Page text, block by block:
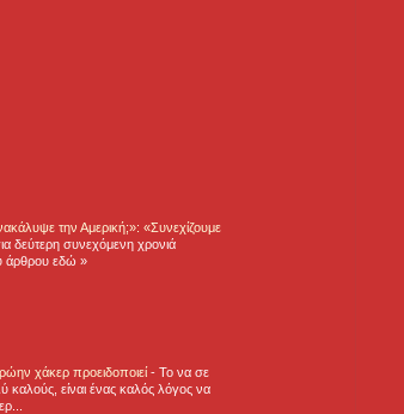
την Αμερική;»: «Συνεχίζουμε
δεύτερη συνεχόμενη χρονιά
άρθρου εδώ »
χάκερ προειδοποιεί- Το να σε
καλούς, είναι ένας καλός λόγος να